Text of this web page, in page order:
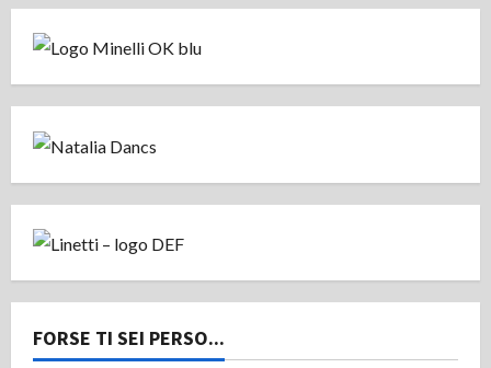
FORSE TI SEI PERSO...